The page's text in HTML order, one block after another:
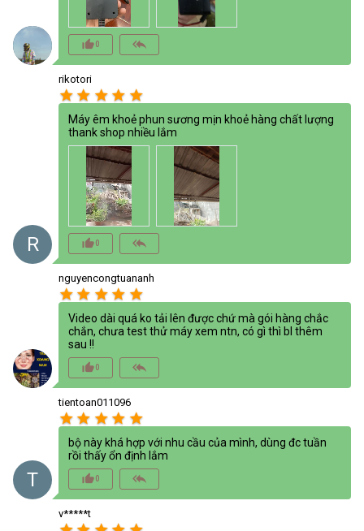
thumb_up_alt0 reply_all
R
rikotori
star star star star star
Máy êm khoẻ phun sương mịn khoẻ hàng chất lượng
thank shop nhiều lắm
thumb_up_alt0 reply_all
nguyencongtuananh
star star star star star
Video dài quá ko tải lên được chứ mà gói hàng chắc
chắn, chưa test thử máy xem ntn, có gì thì bl thêm
sau !!
thumb_up_alt0 reply_all
T
tientoan011096
star star star star star
bộ này khá hợp với nhu cầu của mình, dùng đc tuần
rồi thấy ổn định lắm
thumb_up_alt0 reply_all
v*****t